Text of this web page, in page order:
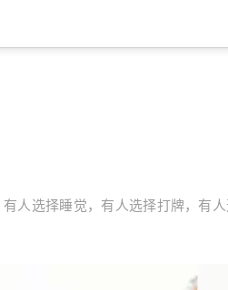
人选择睡觉，有人选择打牌，有